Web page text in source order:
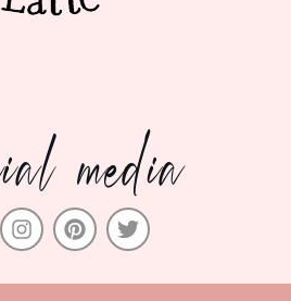
media